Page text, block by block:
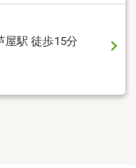
屋駅 徒歩15分